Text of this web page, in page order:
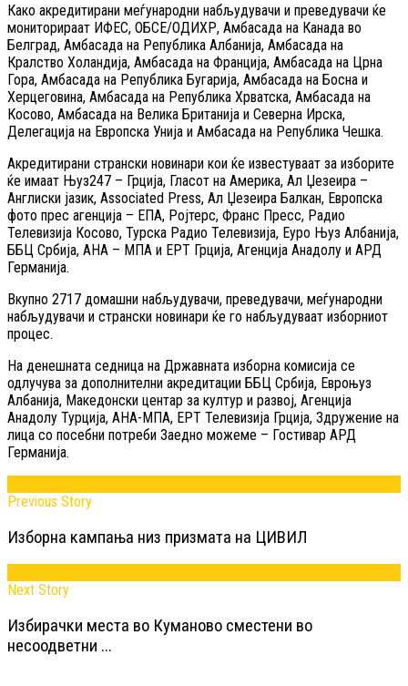
Како акредитирани меѓународни набљудувачи и преведувачи ќе
мониторираат ИФЕС, ОБСЕ/ОДИХР, Амбасада на Канада во
Белград, Амбасада на Република Албанија, Амбасада на
Кралство Холандија, Амбасада на Франција, Амбасада на Црна
Гора, Амбасада на Република Бугарија, Амбасада на Босна и
Херцеговина, Амбасада на Република Хрватска, Амбасада на
Косово, Амбасада на Велика Британија и Северна Ирска,
Делегација на Европска Унија и Амбасада на Република Чешка.
Акредитирани странски новинари кои ќе известуваат за изборите
ќе имаат Њуз247 – Грција, Гласот на Америка, Ал Џезеира –
Англиски јазик, Associated Press, Ал Џезеира Балкан, Европска
фото прес агенција – ЕПА, Ројтерс, Франс Пресс, Радио
Телевизија Косово, Турска Радио Телевизија, Еуро Њуз Албанија,
ББЦ Србија, АНА – МПА и ЕРТ Грција, Агенција Анадолу и АРД
Германија.
Вкупно 2717 домашни набљудувачи, преведувачи, меѓународни
набљудувачи и странски новинари ќе го набљудуваат изборниот
процес.
На денешната седница на Државната изборна комисија се
одлучува за дополнителни акредитации ББЦ Србија, Евроњуз
Албанија, Македонски центар за култур и развој, Агенција
Анадолу Турција, АНА-МПА, ЕРТ Телевизија Грција, Здружение на
лица со посебни потреби Заедно можеме – Гостивар АРД
Германија.
Previous Story
Изборна кампања низ призмата на ЦИВИЛ
Next Story
Избирачки места во Куманово сместени во
несоодветни ...